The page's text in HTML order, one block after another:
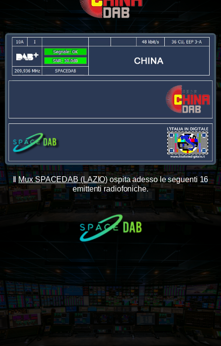
IlMux SPACEDAB (LAZIO)ospita adesso le seguenti 16
emittenti radiofoniche.